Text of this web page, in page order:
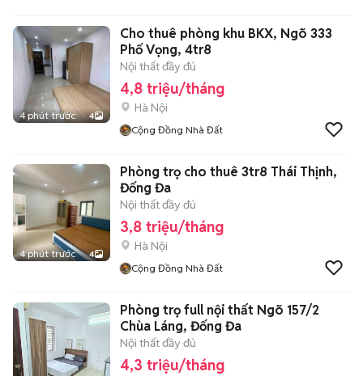
4 phút trước 4
Cho thuê phòng khu BKX, Ngõ 333
Phố Vọng, 4tr8
Nội thất đầy đủ
4,8 triệu/tháng
Hà Nội
Cộng Đồng Nhà Đất
4 phút trước 4
Phòng trọ cho thuê 3tr8 Thái Thịnh,
Đống Đa
Nội thất đầy đủ
3,8 triệu/tháng
Hà Nội
Cộng Đồng Nhà Đất
Phòng trọ full nội thất Ngõ 157/2
Chùa Láng, Đống Đa
Nội thất đầy đủ
4,3 triệu/tháng